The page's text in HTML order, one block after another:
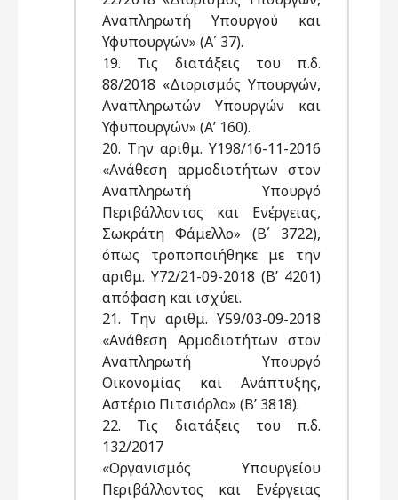
Αναπληρωτή Υπουργού και
Υφυπουργών» (Α΄ 37).
19. Τις διατάξεις του π.δ.
88/2018 «Διορισμός Υπουργών,
Αναπληρωτών Υπουργών και
Υφυπουργών» (Α’ 160).
20. Την αριθμ. Υ198/16-11-2016
«Ανάθεση αρμοδιοτήτων στον
Αναπληρωτή Υπουργό
Περιβάλλοντος και Ενέργειας,
Σωκράτη Φάμελλο» (Β΄ 3722),
όπως τροποποιήθηκε με την
αριθμ. Υ72/21-09-2018 (Β’ 4201)
απόφαση και ισχύει.
21. Την αριθμ. Υ59/03-09-2018
«Ανάθεση Αρμοδιοτήτων στον
Αναπληρωτή Υπουργό
Οικονομίας και Ανάπτυξης,
Αστέριο Πιτσιόρλα» (Β’ 3818).
22. Τις διατάξεις του π.δ.
132/2017
«Οργανισμός Υπουργείου
Περιβάλλοντος και Ενέργειας